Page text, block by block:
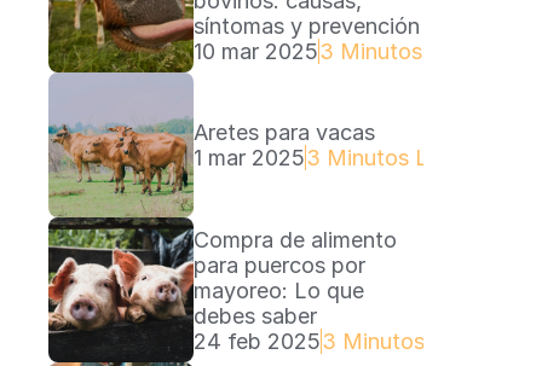
síntomas y prevención
10 mar 20253 Minutos Lectura
Aretes para vacas
1 mar 20253 Minutos Lectura
Compra de alimento
para puercos por
mayoreo: Lo que
debes saber
24 feb 20253 Minutos Lectura